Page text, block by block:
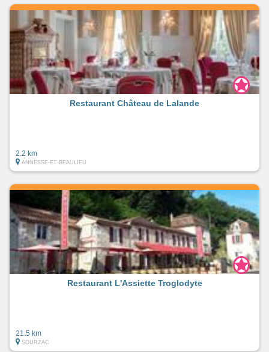
Restaurant Château de Lalande
2.2 km
ANNESSE-ET-BEAULIEU
Restaurant L'Assiette Troglodyte
21.5 km
SOURZAC